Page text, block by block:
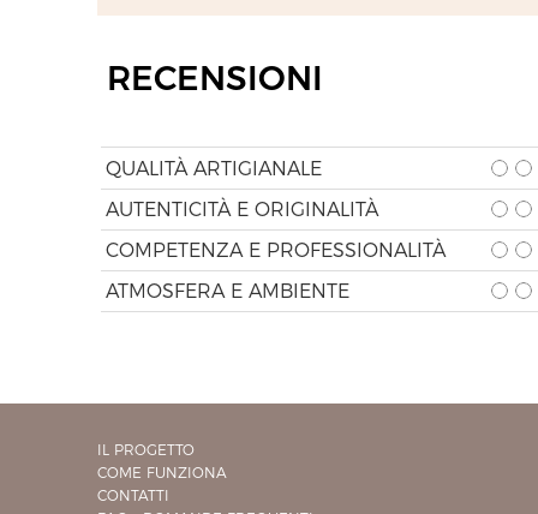
RECENSIONI
QUALITÀ ARTIGIANALE
AUTENTICITÀ E ORIGINALITÀ
COMPETENZA E PROFESSIONALITÀ
ATMOSFERA E AMBIENTE
IL PROGETTO
COME FUNZIONA
CONTATTI